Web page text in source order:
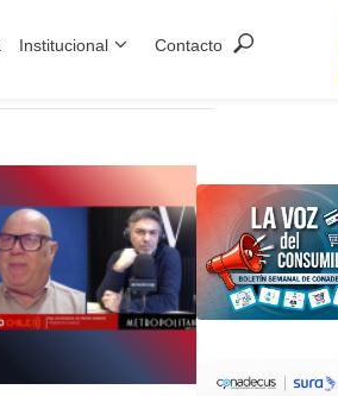
Institucional Contacto